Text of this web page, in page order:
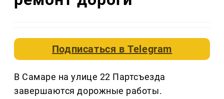
Подписаться вTelegram
В Самаре на улице 22 Партсъезда
завершаются дорожные работы.